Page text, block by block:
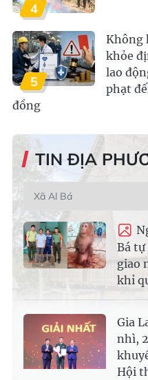
4
5
Không
khỏe
lao
phạt
đồng
TIN ĐỊA
Bá tự
giao
khỉ
Gia
nhì,
Hội